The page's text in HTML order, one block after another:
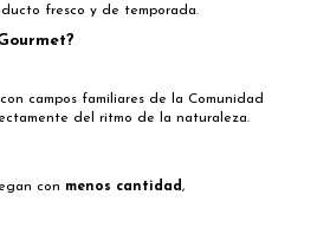
fresco y de temporada.
campos familiares de la Comunidad
del ritmo de la naturaleza.
con menos cantidad,